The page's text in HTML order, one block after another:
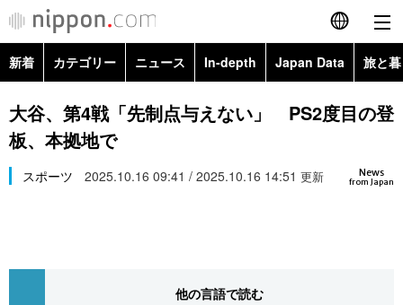
English
简体字
カテゴリー
経済・ビジネス
トップ
In-depth
新着 カテゴリー ニュース In-depth Japan Data 旅と
政治・外交
経済・ビジネス
Topics
大谷、第4戦「先制点与えない」 PS2度目の登
板、本拠地で
News
from Japan
スポーツ 2025.10.16 09:41 / 2025.10.16 14:51 更新
他の言語で読む